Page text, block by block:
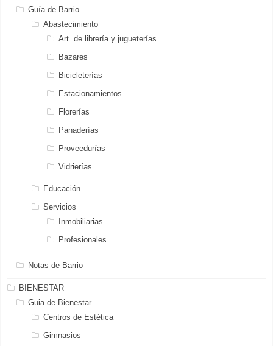
Guía de Barrio
Abastecimiento
Art. de librería y jugueterías
Bazares
Bicicleterías
Estacionamientos
Florerías
Panaderías
Proveedurías
Vidrierías
Educación
Servicios
Inmobiliarias
Profesionales
Notas de Barrio
BIENESTAR
Guia de Bienestar
Centros de Estética
Gimnasios